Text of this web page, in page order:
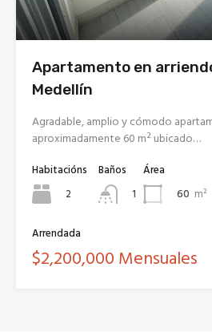
Apartamento en
Medellín
Agradable, amplio y cómodo
aproximadamente 60 m² ubicado…
Habitacións
2
Baños
1
Área
60 m²
Arrendada
$2,200,000 Mensuales